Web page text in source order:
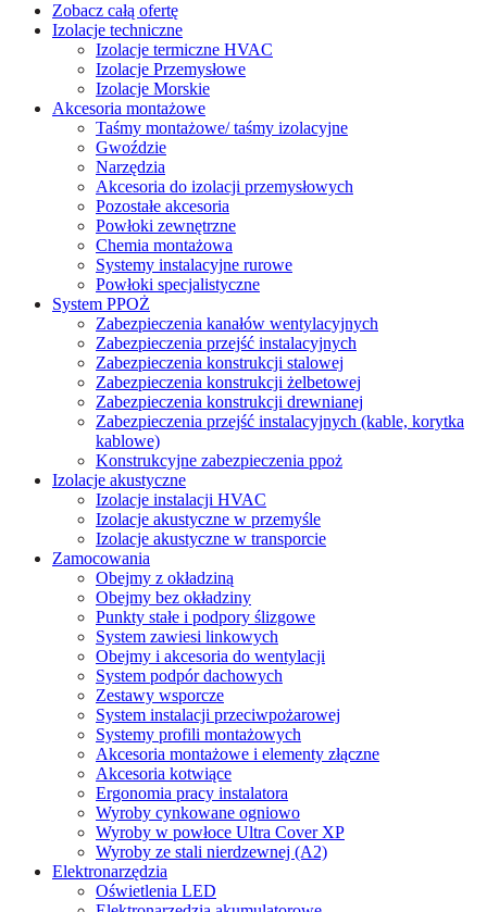
Zobacz całą ofertę
Izolacje techniczne
Izolacje termiczne HVAC
Izolacje Przemysłowe
Izolacje Morskie
Akcesoria montażowe
Taśmy montażowe/ taśmy izolacyjne
Gwoździe
Narzędzia
Akcesoria do izolacji przemysłowych
Pozostałe akcesoria
Powłoki zewnętrzne
Chemia montażowa
Systemy instalacyjne rurowe
Powłoki specjalistyczne
System PPOŻ
Zabezpieczenia kanałów wentylacyjnych
Zabezpieczenia przejść instalacyjnych
Zabezpieczenia konstrukcji stalowej
Zabezpieczenia konstrukcji żelbetowej
Zabezpieczenia konstrukcji drewnianej
Zabezpieczenia przejść instalacyjnych (kable, korytka
kablowe)
Konstrukcyjne zabezpieczenia ppoż
Izolacje akustyczne
Izolacje instalacji HVAC
Izolacje akustyczne w przemyśle
Izolacje akustyczne w transporcie
Zamocowania
Obejmy z okładziną
Obejmy bez okładziny
Punkty stałe i podpory ślizgowe
System zawiesi linkowych
Obejmy i akcesoria do wentylacji
System podpór dachowych
Zestawy wsporcze
System instalacji przeciwpożarowej
Systemy profili montażowych
Akcesoria montażowe i elementy złączne
Akcesoria kotwiące
Ergonomia pracy instalatora
Wyroby cynkowane ogniowo
Wyroby w powłoce Ultra Cover XP
Wyroby ze stali nierdzewnej (A2)
Elektronarzędzia
Oświetlenia LED